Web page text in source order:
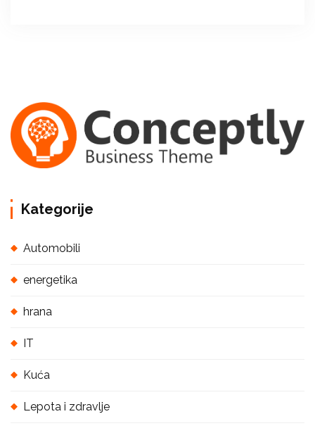
Kategorije
Automobili
energetika
hrana
IT
Kuća
Lepota i zdravlje